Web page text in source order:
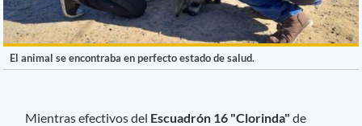
El animal se encontraba en perfecto estado de salud.
Mientras efectivos del Escuadrón 16 "Clorinda" de